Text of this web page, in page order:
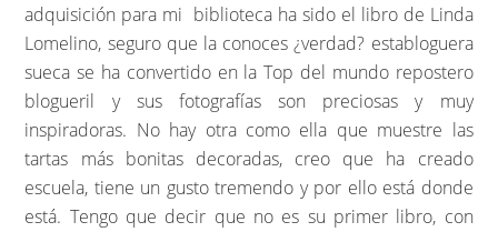
adquisición para mi biblioteca ha sido el libro de Linda
Lomelino, seguro que la conoces ¿verdad? establoguera
sueca se ha convertido en la Top del mundo repostero
blogueril y sus fotografías son preciosas y muy
inspiradoras. No hay otra como ella que muestre las
tartas más bonitas decoradas, creo que ha creado
escuela, tiene un gusto tremendo y por ello está donde
está. Tengo que decir que no es su primer libro, con